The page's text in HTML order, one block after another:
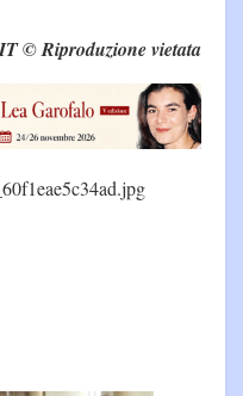
© Riproduzione vietata